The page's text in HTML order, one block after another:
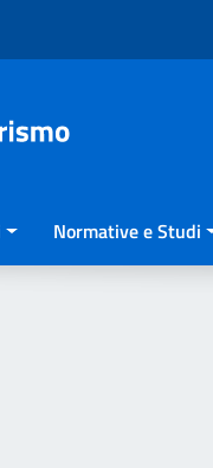
Normative e Studi